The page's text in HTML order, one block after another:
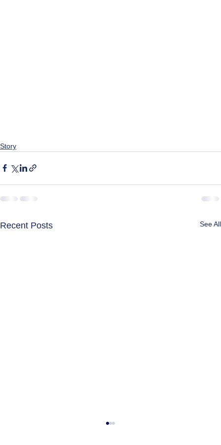
Story
Recent Posts See All